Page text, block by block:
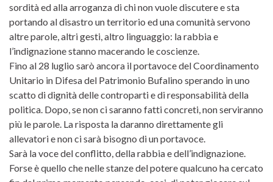
sordità ed alla arroganza di chi non vuole discutere e sta
portando al disastro un territorio ed una comunità servono
altre parole, altri gesti, altro linguaggio: la rabbia e
l’indignazione stanno macerando le coscienze.
Fino al 28 luglio sarò ancora il portavoce del Coordinamento
Unitario in Difesa del Patrimonio Bufalino sperando in uno
scatto di dignità delle controparti e di responsabilità della
politica. Dopo, se non ci saranno fatti concreti, non serviranno
più le parole. La risposta la daranno direttamente gli
allevatori e non ci sarà bisogno di un portavoce.
Sarà la voce del conflitto, della rabbia e dell’indignazione.
Forse è quello che nelle stanze del potere qualcuno ha cercato